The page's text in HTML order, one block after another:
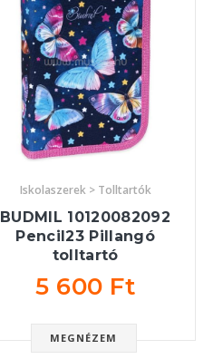
Iskolaszerek > Tolltartók
BUDMIL 10120082092
Pencil23 Pillangó
tolltartó
5 600 Ft
MEGNÉZEM